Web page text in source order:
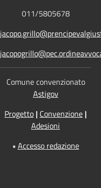
011/5805678
Comune convenzionato
Astigov
Progetto | Convenzione |
Adesioni
• Accesso redazione